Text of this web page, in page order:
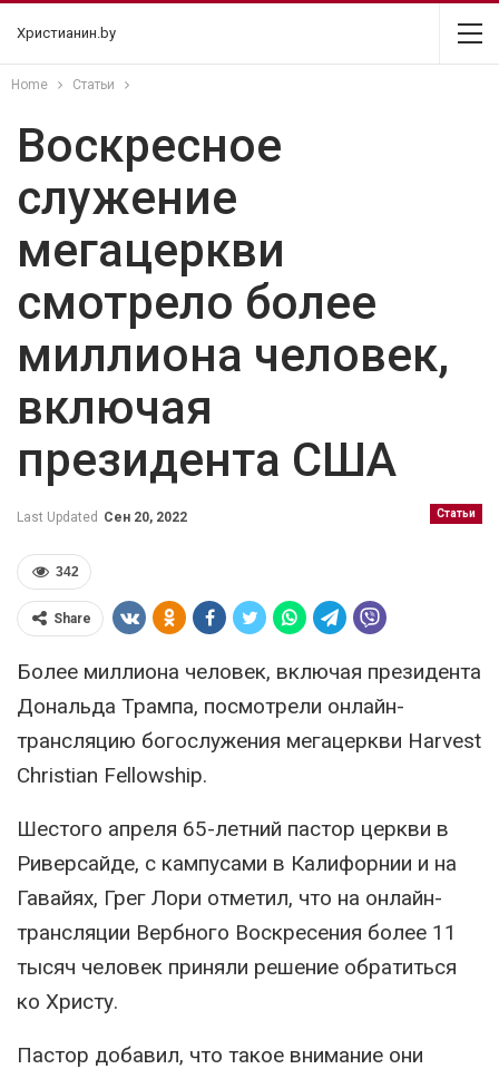
Христианин.by
Home Статьи
Воскресное
служение
мегацеркви
смотрело более
миллиона человек,
включая
президента США
Статьи
Last Updated Сен 20, 2022
342
Share
Более миллиона человек, включая президента
Дональда Трампа, посмотрели онлайн-
трансляцию богослужения мегацеркви Harvest
Christian Fellowship.
Шестого апреля 65-летний пастор церкви в
Риверсайде, с кампусами в Калифорнии и на
Гавайях, Грег Лори отметил, что на онлайн-
трансляции Вербного Воскресения более 11
тысяч человек приняли решение обратиться
ко Христу.
Пастор добавил, что такое внимание они